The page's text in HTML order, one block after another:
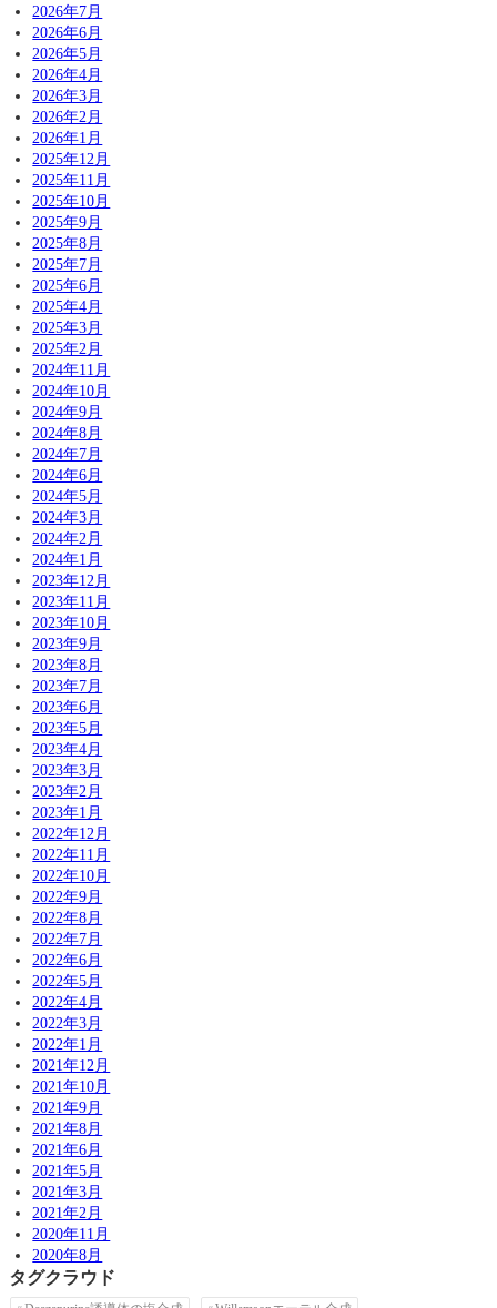
2026年7月
2026年6月
2026年5月
2026年4月
2026年3月
2026年2月
2026年1月
2025年12月
2025年11月
2025年10月
2025年9月
2025年8月
2025年7月
2025年6月
2025年4月
2025年3月
2025年2月
2024年11月
2024年10月
2024年9月
2024年8月
2024年7月
2024年6月
2024年5月
2024年3月
2024年2月
2024年1月
2023年12月
2023年11月
2023年10月
2023年9月
2023年8月
2023年7月
2023年6月
2023年5月
2023年4月
2023年3月
2023年2月
2023年1月
2022年12月
2022年11月
2022年10月
2022年9月
2022年8月
2022年7月
2022年6月
2022年5月
2022年4月
2022年3月
2022年1月
2021年12月
2021年10月
2021年9月
2021年8月
2021年6月
2021年5月
2021年3月
2021年2月
2020年11月
2020年8月
タグクラウド